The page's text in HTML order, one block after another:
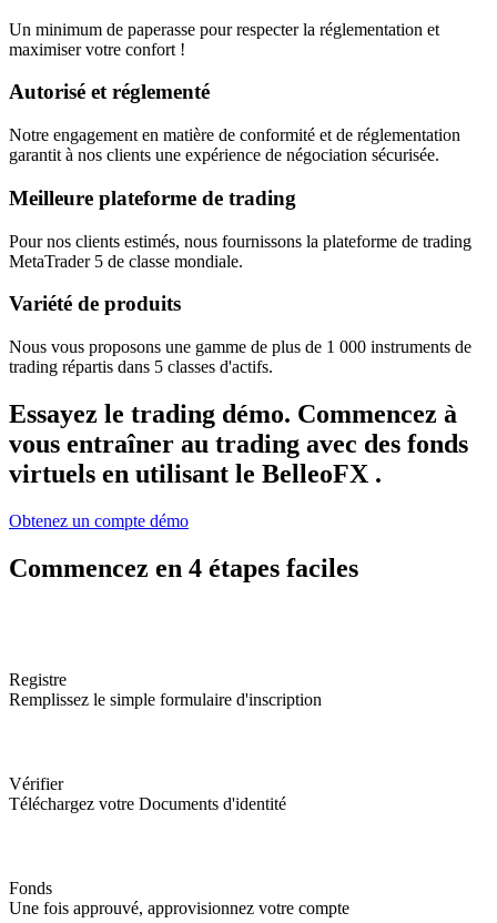
Un minimum de paperasse pour respecter la réglementation et
maximiser votre confort !
Autorisé et réglementé
Notre engagement en matière de conformité et de réglementation
garantit à nos clients une expérience de négociation sécurisée.
Meilleure plateforme de trading
Pour nos clients estimés, nous fournissons la plateforme de trading
MetaTrader 5 de classe mondiale.
Variété de produits
Nous vous proposons une gamme de plus de 1 000 instruments de
trading répartis dans 5 classes d'actifs.
Essayez le trading démo. Commencez à
vous entraîner au trading avec des fonds
virtuels en utilisant le BelleoFX .
Obtenez un compte démo
Commencez en 4 étapes faciles
Registre
Remplissez le simple formulaire d'inscription
Vérifier
Téléchargez votre Documents d'identité
Fonds
Une fois approuvé, approvisionnez votre compte